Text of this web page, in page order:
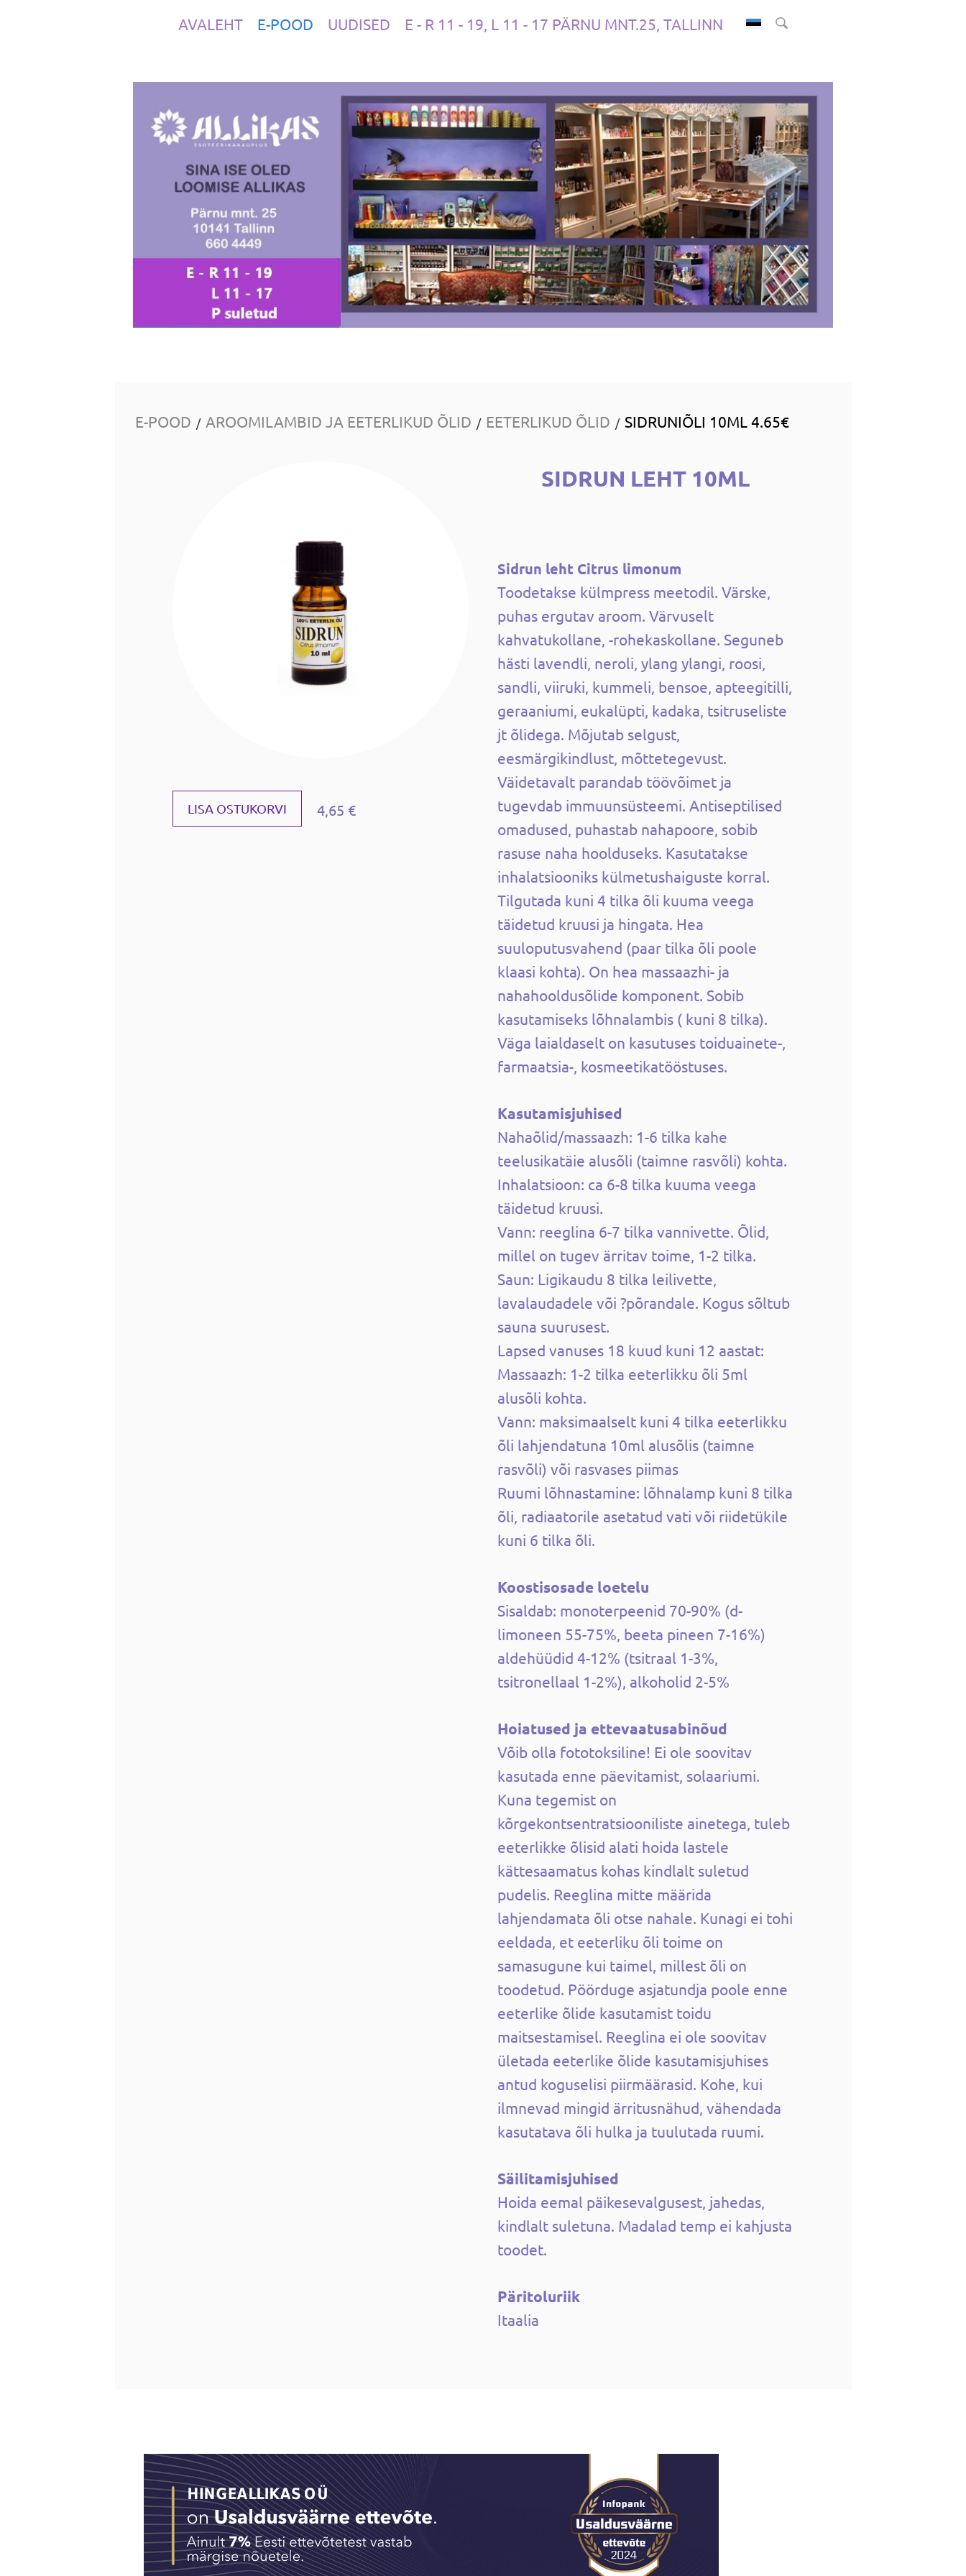
AVALEHT E-POOD UUDISED E - R 11 - 19, L 11 - 17 PÄRNU MNT.25, TALLINN
E-POOD / AROOMILAMBID JA EETERLIKUD ÕLID / EETERLIKUD ÕLID / SIDRUNIÕLI 10ML 4.65€
LISA OSTUKORVI 4,65 €
SIDRUN LEHT 10ML
Sidrun leht Citrus limonum
Toodetakse külmpress meetodil. Värske,
puhas ergutav aroom. Värvuselt
kahvatukollane, -rohekaskollane. Seguneb
hästi lavendli, neroli, ylang ylangi, roosi,
sandli, viiruki, kummeli, bensoe, apteegitilli,
geraaniumi, eukalüpti, kadaka, tsitruseliste
jt õlidega. Mõjutab selgust,
eesmärgikindlust, mõttetegevust.
Väidetavalt parandab töövõimet ja
tugevdab immuunsüsteemi. Antiseptilised
omadused, puhastab nahapoore, sobib
rasuse naha hoolduseks. Kasutatakse
inhalatsiooniks külmetushaiguste korral.
Tilgutada kuni 4 tilka õli kuuma veega
täidetud kruusi ja hingata. Hea
suuloputusvahend (paar tilka õli poole
klaasi kohta). On hea massaazhi- ja
nahahooldusõlide komponent. Sobib
kasutamiseks lõhnalambis ( kuni 8 tilka).
Väga laialdaselt on kasutuses toiduainete-,
farmaatsia-, kosmeetikatööstuses.
Kasutamisjuhised
Nahaõlid/massaazh: 1-6 tilka kahe
teelusikatäie alusõli (taimne rasvõli) kohta.
Inhalatsioon: ca 6-8 tilka kuuma veega
täidetud kruusi.
Vann: reeglina 6-7 tilka vannivette. Õlid,
millel on tugev ärritav toime, 1-2 tilka.
Saun: Ligikaudu 8 tilka leilivette,
lavalaudadele või ?põrandale. Kogus sõltub
sauna suurusest.
Lapsed vanuses 18 kuud kuni 12 aastat:
Massaazh: 1-2 tilka eeterlikku õli 5ml
alusõli kohta.
Vann: maksimaalselt kuni 4 tilka eeterlikku
õli lahjendatuna 10ml alusõlis (taimne
rasvõli) või rasvases piimas
Ruumi lõhnastamine: lõhnalamp kuni 8 tilka
õli, radiaatorile asetatud vati või riidetükile
kuni 6 tilka õli.
Koostisosade loetelu
Sisaldab: monoterpeenid 70-90% (d-
limoneen 55-75%, beeta pineen 7-16%)
aldehüüdid 4-12% (tsitraal 1-3%,
tsitronellaal 1-2%), alkoholid 2-5%
Hoiatused ja ettevaatusabinõud
Võib olla fototoksiline! Ei ole soovitav
kasutada enne päevitamist, solaariumi.
Kuna tegemist on
kõrgekontsentratsiooniliste ainetega, tuleb
eeterlikke õlisid alati hoida lastele
kättesaamatus kohas kindlalt suletud
pudelis. Reeglina mitte määrida
lahjendamata õli otse nahale. Kunagi ei tohi
eeldada, et eeterliku õli toime on
samasugune kui taimel, millest õli on
toodetud. Pöörduge asjatundja poole enne
eeterlike õlide kasutamist toidu
maitsestamisel. Reeglina ei ole soovitav
ületada eeterlike õlide kasutamisjuhises
antud koguselisi piirmäärasid. Kohe, kui
ilmnevad mingid ärritusnähud, vähendada
kasutatava õli hulka ja tuulutada ruumi.
Säilitamisjuhised
Hoida eemal päikesevalgusest, jahedas,
kindlalt suletuna. Madalad temp ei kahjusta
toodet.
Päritoluriik
Itaalia